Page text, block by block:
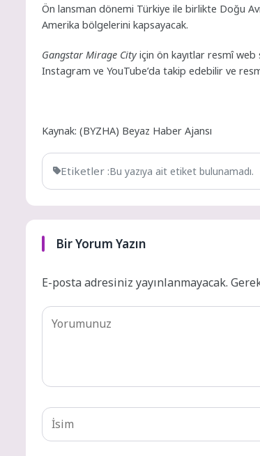
Ön lansman dönemi Türkiye ile birlikte Doğu
Amerika bölgelerini kapsayacak.
Gangstar Mirage Cityiçin ön kayıtlar resmî web
Instagram ve YouTube’da takip edebilir ve
Kaynak: (BYZHA) Beyaz Haber Ajansı
Etiketler :Bu yazıya ait etiket bulunamadı.
Bir Yorum Yazın
E-posta adresiniz yayınlanmayacak.